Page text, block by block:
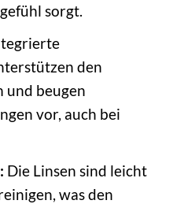
sorgt.
den
und beugen
vor, auch bei
Die Linsen sind leicht
was den